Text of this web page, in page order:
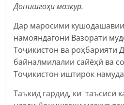
Донишгоҳи мазкур.
Дар маросими
намояндагони Вазорати
Тоҷикистон ва роҳбарияти
байналмилалии сайёҳӣ ва
Тоҷикистон иштирок
Таъкид гардид, ки таъсиси